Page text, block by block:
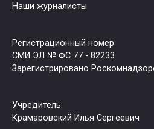
Наши журналисты
Регистрационный номер
СМИ ЭЛ № ФС 77 - 82233.
Зарегистрировано
Учредитель:
Крамаровский Илья Сергеевич